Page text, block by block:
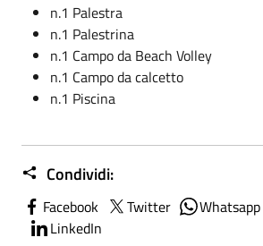
n.1 Palestra
n.1 Palestrina
n.1 Campo da Beach Volley
n.1 Campo da calcetto
n.1 Piscina
Condividi:
Facebook Twitter Whatsapp
LinkedIn